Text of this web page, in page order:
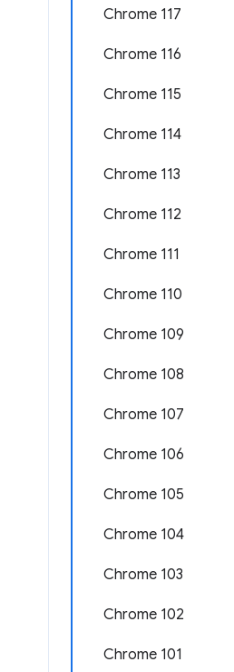
Chrome 117
Chrome 116
Chrome 115
Chrome 114
Chrome 113
Chrome 112
Chrome 111
Chrome 110
Chrome 109
Chrome 108
Chrome 107
Chrome 106
Chrome 105
Chrome 104
Chrome 103
Chrome 102
Chrome 101